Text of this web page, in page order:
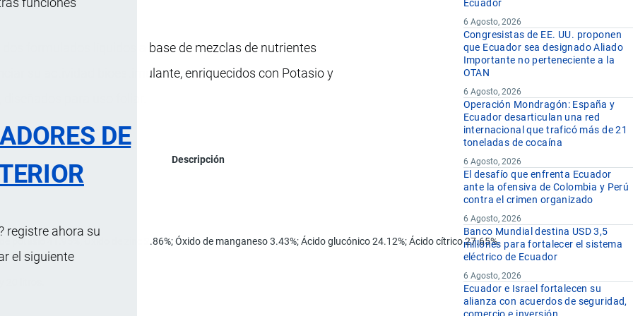
DE
registre ahora su
el siguiente
dos formulados líquidos a base de mezclas de nutrientes
su actividad bioestimulante, enriquecidos con Potasio y
Descripción
soluble.
potasio 41.95%; Óxido de zinc 2.86%; Óxido de manganeso 3.43%; Ácido glucónico 24.12%; Ácido cítrico 27.65%.
Ecuador
6 Agosto, 2026
Congresistas de EE. UU. proponen
que Ecuador sea designado Aliado
Importante no perteneciente a la
OTAN
6 Agosto, 2026
Operación Mondragón: España y
Ecuador desarticulan una red
internacional que traficó más de 21
toneladas de cocaína
6 Agosto, 2026
El desafío que enfrenta Ecuador
ante la ofensiva de Colombia y Perú
contra el crimen organizado
6 Agosto, 2026
Banco Mundial destina USD 3,5
millones para fortalecer el sistema
eléctrico de Ecuador
6 Agosto, 2026
Ecuador e Israel fortalecen su
alianza con acuerdos de seguridad,